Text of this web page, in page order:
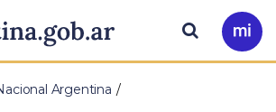
principal
Ir
a
Buscar
Argentina